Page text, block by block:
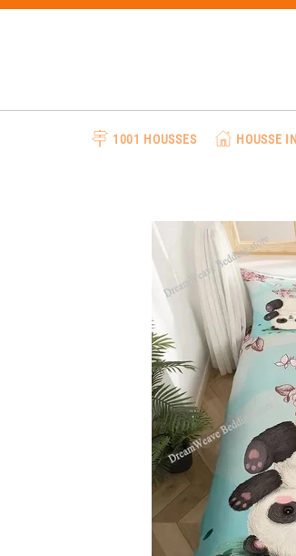
Passer
1001 HOUSSES HOUSSE